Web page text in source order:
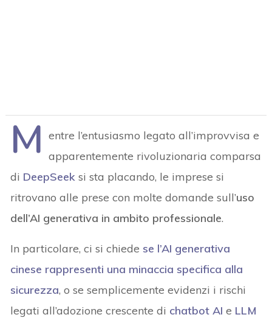
M entre l’entusiasmo legato all’improvvisa e
apparentemente rivoluzionaria comparsa
di DeepSeek si sta placando, le imprese si
ritrovano alle prese con molte domande sull’uso
dell’AI generativa in ambito professionale.
In particolare, ci si chiede se l’AI generativa
cinese rappresenti una minaccia specifica alla
sicurezza, o se semplicemente evidenzi i rischi
legati all’adozione crescente di chatbot AI e LLM